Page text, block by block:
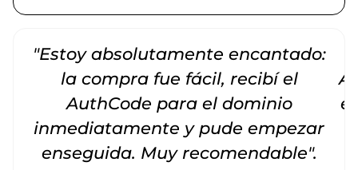
"Estoy absolutamente encantado:
la compra fue fácil, recibí el
AuthCode para el dominio
inmediatamente y pude empezar
enseguida. Muy recomendable".